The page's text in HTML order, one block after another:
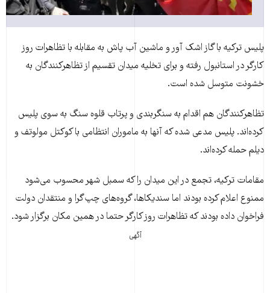
پلیس ترکیه با گاز اشک آور و ماشین آب پاش به مقابله با تظاهرات روز
کارگر در استانبول رفته و برای تخلیه میدان تقسیم از تظاهرکنندگان به
خشونت متوسل شده است.
تظاهرکنندگان هم اقدام به سنگربندی و پرتاب قلوه سنگ‌ به سوی پلیس
کرده‌اند. پلیس مدعی شده که آنها به ماموران انتظامی با کوکتل مولوتف و
دیلم حمله کرده‌اند.
مقامات ترکیه، تجمع در این میدان را که سمبل شهر محسوب می‌شود
ممنوع اعلام کرده بودند اما سندیکاها، گروه‌های چپ‌گرا و منتقدان دولت
فراخوان داده بودند که تظاهرات روز کارگر حتما در همین مکان برگزار شود.
آگهی